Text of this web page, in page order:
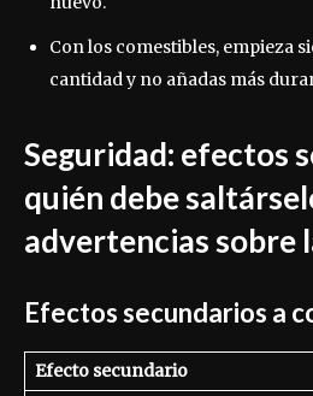
Con los comestibles, empieza
cantidad y no añadas más
Seguridad: efectos
quién debe
advertencias sobre
Efectos secundarios a
Efecto secundario